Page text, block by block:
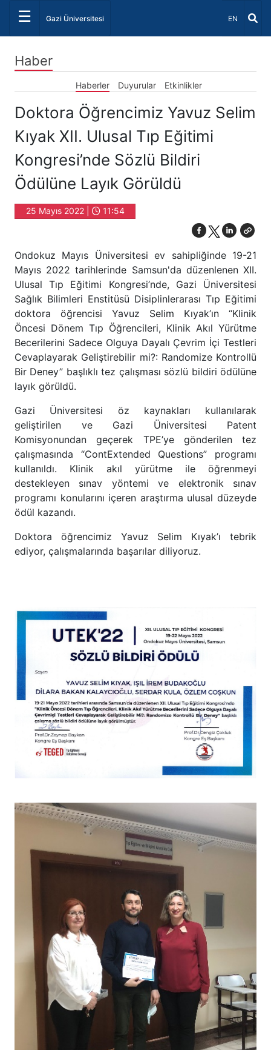
☰ Gazi Üniversitesi Dil Seçiniz
EN
Haber
Haberler Duyurular Etkinlikler
Doktora Öğrencimiz Yavuz Selim
Kıyak XII. Ulusal Tıp Eğitimi
Kongresi’nde Sözlü Bildiri
Ödülüne Layık Görüldü
25 Mayıs 2022 | 11:54
Ondokuz Mayıs Üniversitesi ev sahipliğinde 19-21
Mayıs 2022 tarihlerinde Samsun'da düzenlenen XII.
Ulusal Tıp Eğitimi Kongresi’nde, Gazi Üniversitesi
Sağlık Bilimleri Enstitüsü Disiplinlerarası Tıp Eğitimi
doktora öğrencisi Yavuz Selim Kıyak’ın “Klinik
Öncesi Dönem Tıp Öğrencileri, Klinik Akıl Yürütme
Becerilerini Sadece Olguya Dayalı Çevrim İçi Testleri
Cevaplayarak Geliştirebilir mi?: Randomize Kontrollü
Bir Deney” başlıklı tez çalışması sözlü bildiri ödülüne
layık görüldü.
Gazi Üniversitesi öz kaynakları kullanılarak
geliştirilen ve Gazi Üniversitesi Patent
Komisyonundan geçerek TPE’ye gönderilen tez
çalışmasında “ContExtended Questions” programı
kullanıldı. Klinik akıl yürütme ile öğrenmeyi
destekleyen sınav yöntemi ve elektronik sınav
programı konularını içeren araştırma ulusal düzeyde
ödül kazandı.
Doktora öğrencimiz Yavuz Selim Kıyak’ı tebrik
ediyor, çalışmalarında başarılar diliyoruz.